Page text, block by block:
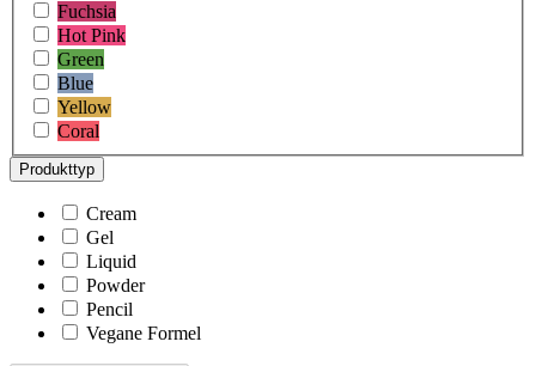
Fuchsia
Hot Pink
Green
Blue
Yellow
Coral
Produkttyp
Cream
Gel
Liquid
Powder
Pencil
Vegane Formel